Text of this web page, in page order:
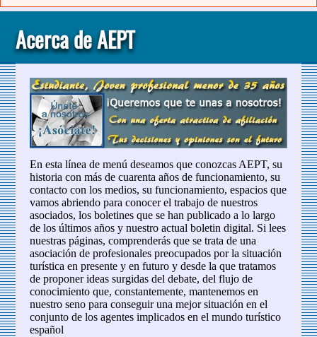
Acerca de AEPT
En esta línea de menú deseamos que conozcas AEPT, su
historia con más de cuarenta años de funcionamiento, su
contacto con los medios, su funcionamiento, espacios que
vamos abriendo para conocer el trabajo de nuestros
asociados, los boletines que se han publicado a lo largo
de los últimos años y nuestro actual boletin digital. Si lees
nuestras páginas, comprenderás que se trata de una
asociación de profesionales preocupados por la situación
turística en presente y en futuro y desde la que tratamos
de proponer ideas surgidas del debate, del flujo de
conocimiento que, constantemente, mantenemos en
nuestro seno para conseguir una mejor situación en el
conjunto de los agentes implicados en el mundo turístico
español